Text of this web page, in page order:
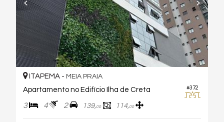
#372
ITAPEMA - MEIA PRAIA
Apartamento no Edifício Ilha de Creta
3 4 2 139,00 114,00